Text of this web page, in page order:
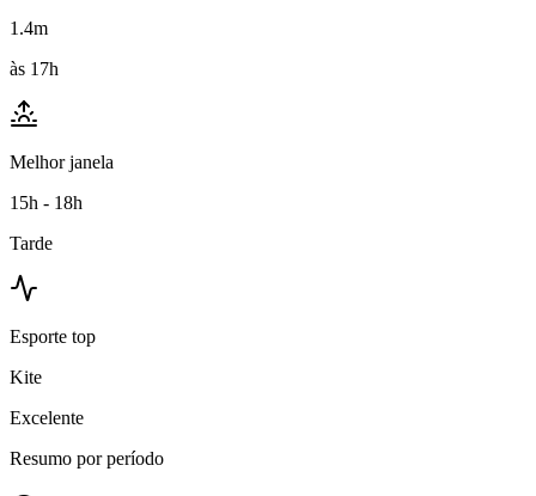
1.4m
às 17h
Melhor janela
15h - 18h
Tarde
Esporte top
Kite
Excelente
Resumo por período